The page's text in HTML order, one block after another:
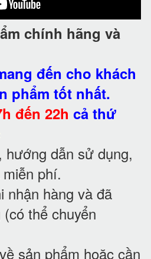
chính hãng và
đến cho khách
phẩm tốt nhất.
đến 22h cả thứ
hướng dẫn sử dụng,
miễn phí.
nhận hàng và đã
thể chuyển
sản phẩm hoặc cần